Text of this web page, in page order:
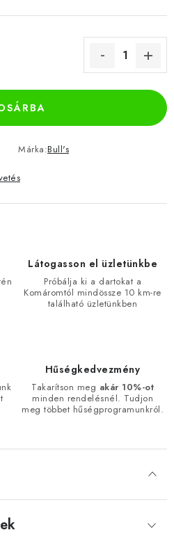
Márka:Bull's
Látogasson el üzletünkbe
Próbálja ki a dartokat a
Komáromtól mindössze 10 km-re
található üzletünkben
Hűségkedvezmény
Takarítson meg akár 10%-ot
minden rendelésnél. Tudjon
meg többet hűségprogramunkról.